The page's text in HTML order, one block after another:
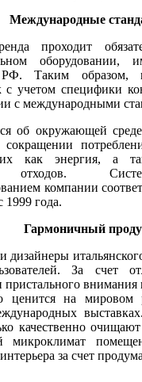
Международные
проходит
оборудовании,
РФ. Таким образом,
с учетом специфики
с международными
об окружающей
сокращении
как энергия, а
отходов.
компании
1999 года.
Гармоничный
дизайнеры
За счет
пристального
ценится на мировом
качественно
микроклимат
за счет